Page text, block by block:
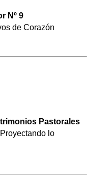
Nº 9
de Corazón
Pastorales
lo